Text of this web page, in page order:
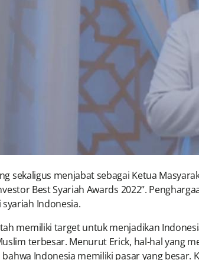
sekaligus menjabat sebagai Ketua
Best Syariah Awards 2022”.
Indonesia.
memiliki target untuk menjadikan
terbesar. Menurut Erick, hal-hal yang
Indonesia memiliki pasar yang